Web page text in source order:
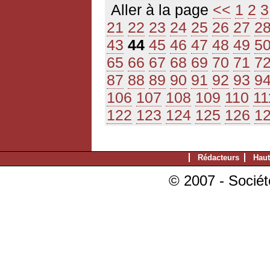
Aller à la page << 1 2 3
21 22 23 24 25 26 27
43 44 45 46 47 48 49
65 66 67 68 69 70 71
87 88 89 90 91 92 93
106 107 108 109 110
122 123 124 125 126
Rédacteurs
© 2007 -